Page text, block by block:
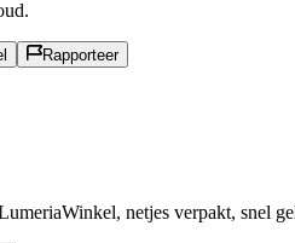
Rapporteer
netjes verpakt, snel